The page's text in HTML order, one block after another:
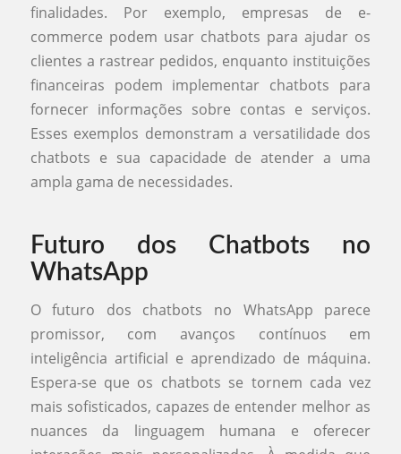
finalidades. Por exemplo, empresas de e-
commerce podem usar chatbots para ajudar os
clientes a rastrear pedidos, enquanto instituições
financeiras podem implementar chatbots para
fornecer informações sobre contas e serviços.
Esses exemplos demonstram a versatilidade dos
chatbots e sua capacidade de atender a uma
ampla gama de necessidades.
Futuro dos Chatbots no
WhatsApp
O futuro dos chatbots no WhatsApp parece
promissor, com avanços contínuos em
inteligência artificial e aprendizado de máquina.
Espera-se que os chatbots se tornem cada vez
mais sofisticados, capazes de entender melhor as
nuances da linguagem humana e oferecer